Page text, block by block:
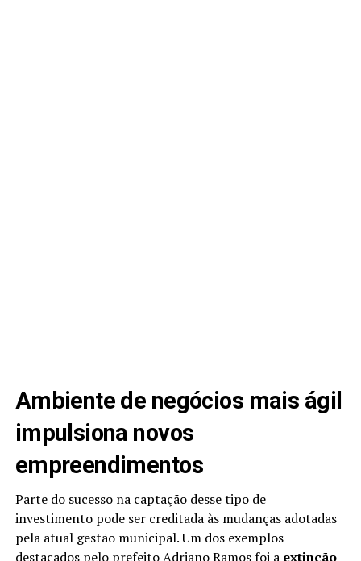
Ambiente de negócios mais ágil
impulsiona novos
empreendimentos
Parte do sucesso na captação desse tipo de
investimento pode ser creditada às mudanças adotadas
pela atual gestão municipal. Um dos exemplos
destacados pelo prefeito Adriano Ramos foi a extinção